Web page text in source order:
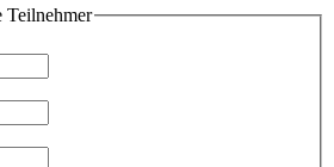
Teilnehmer